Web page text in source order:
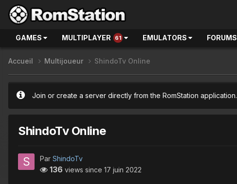
GAMES MULTIPLAYER 61 EMULATORS FORUMS
Accueil Multijoueur ShindoTv Online
Join or create a server directly from the RomStation application.
ShindoTv Online
Par ShindoTv
136 views since 17 juin 2022